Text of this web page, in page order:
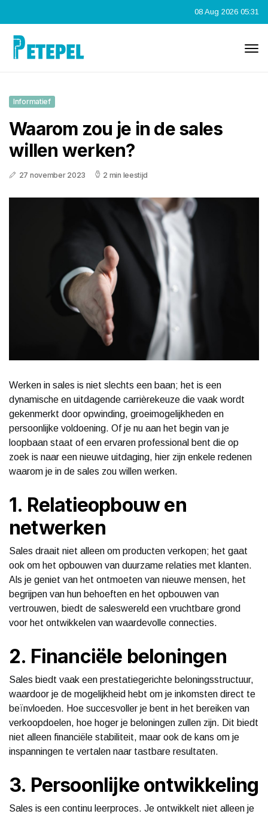
08 Aug 2026 05:31
Informatief
Waarom zou je in de sales
willen werken?
27 november 2023 2 min leestijd
Werken in sales is niet slechts een baan; het is een
dynamische en uitdagende carrièrekeuze die vaak wordt
gekenmerkt door opwinding, groeimogelijkheden en
persoonlijke voldoening. Of je nu aan het begin van je
loopbaan staat of een ervaren professional bent die op
zoek is naar een nieuwe uitdaging, hier zijn enkele redenen
waarom je in de sales zou willen werken.
1. Relatieopbouw en
netwerken
Sales draait niet alleen om producten verkopen; het gaat
ook om het opbouwen van duurzame relaties met klanten.
Als je geniet van het ontmoeten van nieuwe mensen, het
begrijpen van hun behoeften en het opbouwen van
vertrouwen, biedt de saleswereld een vruchtbare grond
voor het ontwikkelen van waardevolle connecties.
2. Financiële beloningen
Sales biedt vaak een prestatiegerichte beloningsstructuur,
waardoor je de mogelijkheid hebt om je inkomsten direct te
beïnvloeden. Hoe succesvoller je bent in het bereiken van
verkoopdoelen, hoe hoger je beloningen zullen zijn. Dit biedt
niet alleen financiële stabiliteit, maar ook de kans om je
inspanningen te vertalen naar tastbare resultaten.
3. Persoonlijke ontwikkeling
Sales is een continu leerproces. Je ontwikkelt niet alleen je